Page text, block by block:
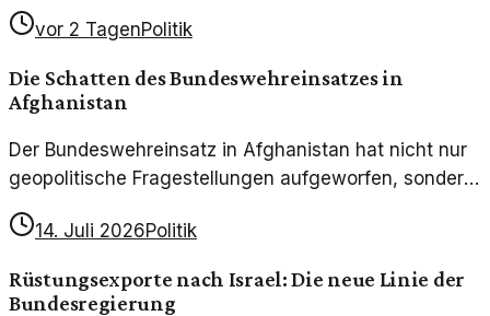
Politik prägen.
vor 2 TagenPolitik
Die Schatten des Bundeswehreinsatzes in
Afghanistan
Der Bundeswehreinsatz in Afghanistan hat nicht nur
geopolitische Fragestellungen aufgeworfen, sondern
Dilemmata. Ein persönlicher Blick auf die Realität vor
14. Juli 2026Politik
Rüstungsexporte nach Israel: Die neue Linie der
Bundesregierung